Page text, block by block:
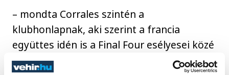
– mondta Corrales szintén a
klubhonlapnak, aki szerint a francia
együttes idén is a Final Four esélyesei közé
tartozik.